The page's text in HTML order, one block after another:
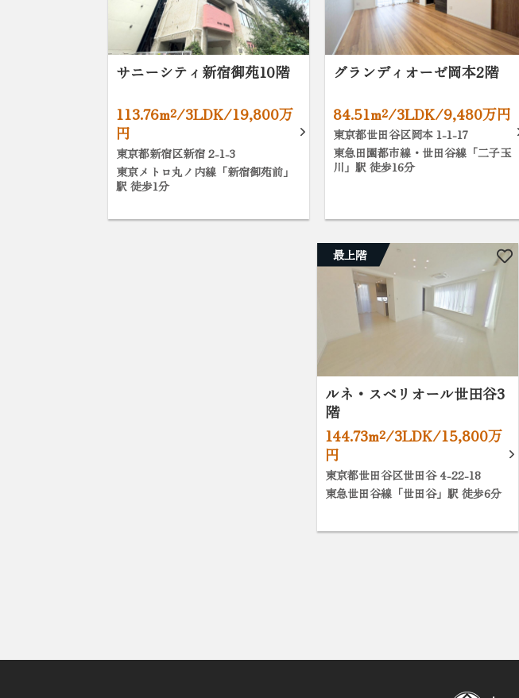
サニーシティ新宿御苑10階
113.76m²/3LDK/19,800万
円
東京都新宿区新宿 2-1-3
東京メトロ丸ノ内線「新宿御苑前」
駅 徒歩1分
グランディオーゼ岡本2階
84.51m²/3LDK/9,480万円
東京都世田谷区岡本 1-1-17
東急田園都市線・世田谷線「二子玉
川」駅 徒歩16分
最上階
ルネ・スペリオール世田谷3
階
144.73m²/3LDK/15,800万
円
東京都世田谷区世田谷 4-22-18
東急世田谷線「世田谷」駅 徒歩6分